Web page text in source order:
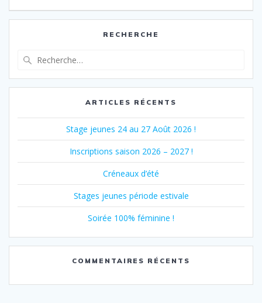
l’article
RECHERCHE
:
ARTICLES RÉCENTS
Stage jeunes 24 au 27 Août 2026 !
Inscriptions saison 2026 – 2027 !
Créneaux d’été
Stages jeunes période estivale
Soirée 100% féminine !
COMMENTAIRES RÉCENTS